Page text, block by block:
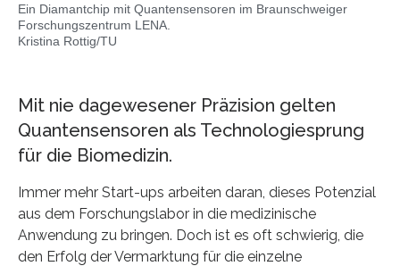
Ein Diamantchip mit Quantensensoren im Braunschweiger
Forschungszentrum LENA.
Kristina Rottig/TU
Mit nie dagewesener Präzision gelten
Quantensensoren als Technologiesprung
für die Biomedizin.
Immer mehr Start-ups arbeiten daran, dieses Potenzial
aus dem Forschungslabor in die medizinische
Anwendung zu bringen. Doch ist es oft schwierig, die
den Erfolg der Vermarktung für die einzelne